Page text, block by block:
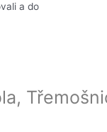
a do